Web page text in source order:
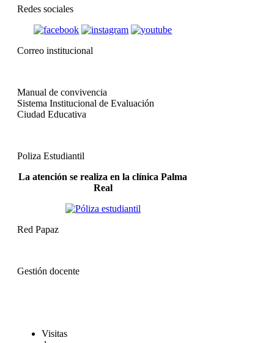
Redes sociales
Correo institucional
Manual de convivencia
Sistema Institucional de Evaluación
Ciudad Educativa
Poliza Estudiantil
La atención se realiza en la clínica Palma
Real
Red Papaz
Gestión docente
Visitas